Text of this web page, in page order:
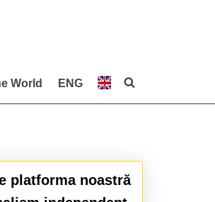
World ENG
platforma noastră